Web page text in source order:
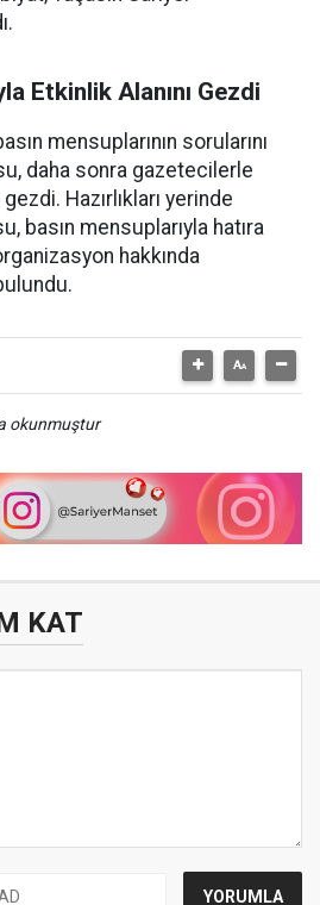
Etkinlik Alanını Gezdi
mensuplarının sorularını
daha sonra gazetecilerle
Hazırlıkları yerinde
basın mensuplarıyla hatıra
hakkında
okunmuştur
KAT